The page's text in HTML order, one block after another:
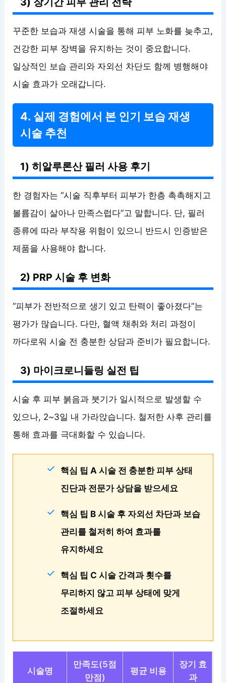
꾸준한 보습과 재생 시술을 통해 피부 노화를 늦추고,
건강한 피부 장벽을 유지하는 것이 중요합니다.
일상적인 보습 관리와 자외선 차단도 함께 병행해야
시술 효과가 오래갑니다.
4. 실제 경험에서 본 인기 보습 재생
시술 추천
1) 히알루론산 필러 사용 후기
한 경험자는 “시술 직후부터 피부가 한층 촉촉해지고
볼륨감이 살아나 만족스럽다”고 말합니다. 단, 필러
종류에 따라 부작용 위험이 있으니 반드시 인증받은
제품을 사용해야 합니다.
2) PRP 시술 후 변화
“피부가 전반적으로 생기 있고 탄력이 좋아졌다”는
평가가 많습니다. 다만, 혈액 채취와 처리 과정이
까다로워 시술 전 충분한 상담과 준비가 필요합니다.
3) 마이크로니들링 실전 팁
시술 후 피부 붉음과 붓기가 일시적으로 발생할 수
있으나, 2~3일 내 가라앉습니다. 철저한 사후 관리를
통해 효과를 극대화할 수 있습니다.
핵심 팁 A 시술 전 충분한 피부 상태
진단과 전문가 상담을 받으세요
핵심 팁 B 시술 후 자외선 차단과 보습
관리를 철저히 하여 효과를
유지하세요
핵심 팁 C 시술 간격과 횟수를
무리하지 않고 피부 상태에 맞게
조절하세요
시술명
만족도(5점
만점)
평균 비용
장기 효
과